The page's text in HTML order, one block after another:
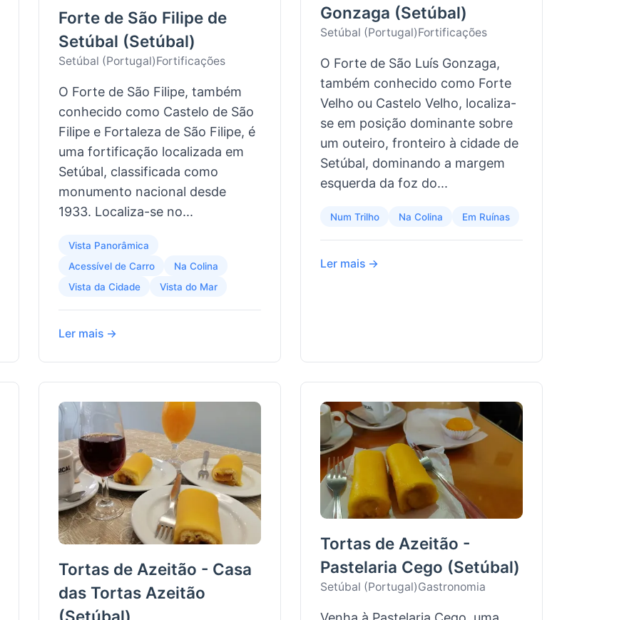
Forte de São Filipe de
Setúbal (Setúbal)
Setúbal (Portugal)Fortificações
O Forte de São Filipe, também
conhecido como Castelo de São
Filipe e Fortaleza de São Filipe, é
uma fortificação localizada em
Setúbal, classificada como
monumento nacional desde
1933. Localiza-se no...
Vista Panorâmica
Acessível de Carro
Na Colina
Vista da Cidade
Vista do Mar
Ler mais →
Gonzaga (Setúbal)
Setúbal (Portugal)Fortificações
O Forte de São Luís Gonzaga,
também conhecido como Forte
Velho ou Castelo Velho, localiza-
se em posição dominante sobre
um outeiro, fronteiro à cidade de
Setúbal, dominando a margem
esquerda da foz do...
Num Trilho Na Colina Em Ruínas
Ler mais →
Tortas de Azeitão - Casa
das Tortas Azeitão
Tortas de Azeitão -
Pastelaria Cego (Setúbal)
Setúbal (Portugal)Gastronomia